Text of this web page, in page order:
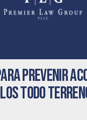
prevenir
todo